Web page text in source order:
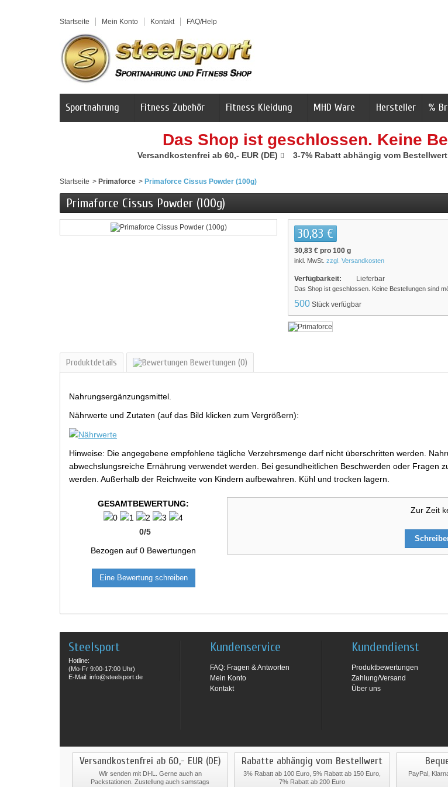
Startseite Mein Konto Kontakt FAQ/Help
Sportnahrung Fitness Zubehör Fitness Kleidung MHD Ware Hersteller %
Das Shop ist geschlossen. Keine
Versandkostenfrei ab 60,- EUR (DE) 3-7% Rabatt abhängig vom Bestellwert
Startseite > Primaforce > Primaforce Cissus Powder (100g)
Primaforce Cissus Powder (100g)
30,83 €
30,83 € pro 100 g
inkl. MwSt. zzgl. Versandkosten
Verfügbarkeit: Lieferbar
Das Shop ist geschlossen. Keine Bestellungen sind
500 Stück verfügbar
Produktdetails Bewertungen (0)
Nahrungsergänzungsmittel.
Nährwerte und Zutaten (auf das Bild klicken zum Vergrößern):
Hinweise: Die angegebene empfohlene tägliche Verzehrsmenge darf nicht überschritten werden.
abwechslungsreiche Ernährung verwendet werden. Bei gesundheitlichen Beschwerden oder Fragen
werden. Außerhalb der Reichweite von Kindern aufbewahren. Kühl und trocken lagern.
GESAMTBEWERTUNG:
0/5
Bezogen auf0 Bewertungen
Eine Bewertung schreiben
Zur Zeit
Steelsport
Hotline:
(Mo-Fr 9:00-17:00 Uhr)
E-Mail: info@steelsport.de
Kundenservice
FAQ: Fragen & Antworten
Mein Konto
Kontakt
Kundendienst
Produktbewertungen
Zahlung/Versand
Über uns
Versandkostenfrei ab 60,- EUR (DE)
Wir senden mit DHL. Gerne auch an
Packstationen. Zustellung auch samstags
Rabatte abhängig vom Bestellwert
3% Rabatt ab 100 Euro, 5% Rabatt ab 150 Euro,
7% Rabatt ab 200 Euro
PayPal,